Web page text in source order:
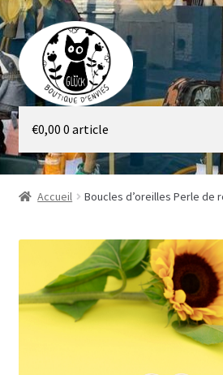
Aller
à
la
navigation
Aller
au
contenu
Galerie
Boutique
€0,00 0 article
Accueil Boucles d’oreilles Perle de